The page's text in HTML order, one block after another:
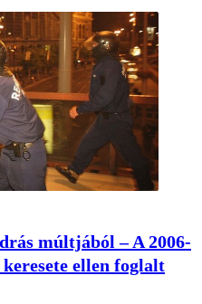
múltjából – A 2006-
ellen foglalt